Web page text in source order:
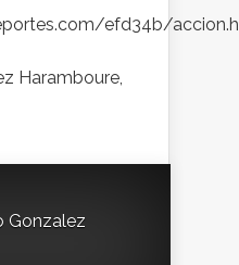
efd34b/
Haramboure,
Gonzalez